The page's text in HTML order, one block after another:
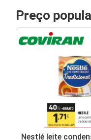
Preço
Nestlé leite